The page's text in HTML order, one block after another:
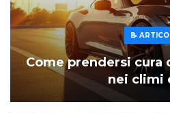
📝
Come prendersi cura
nei climi